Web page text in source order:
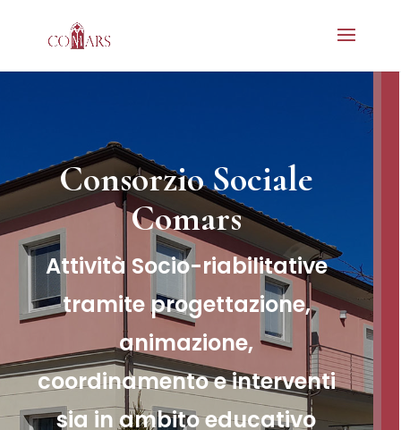
Consorzio Sociale
Comars
Attività Socio-riabilitative
tramite progettazione,
animazione,
coordinamento e interventi
sia in ambito educativo